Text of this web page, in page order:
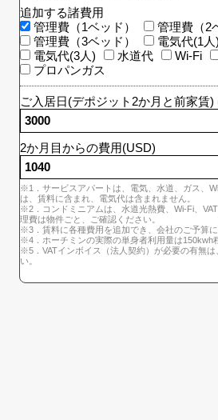
追加する諸費用
管理費（1ベッド）
管理費（2
管理費（3ベッド）
電気代(1人)
電気代(3人)
水道代 Wi-Fi
プロパンガス
ご入居日(デポジット2か月と前家賃)
2か月目からの費用(USD)
※1．サービスアパートは、電気、水道、ガス、
は、賃料に含まれ、電気代は含まれません。
※2．コンドミニアムは、水道光熱費、Wi-Fi、
理費は物件ごと、ご確認ください。
※3．賃料に各種費用を追加でき、会社のご予算に
※4．ホーチミンの実際の単身者利用量は150kwh
※5．VATインボイス（法人契約）が必要の有無
い。